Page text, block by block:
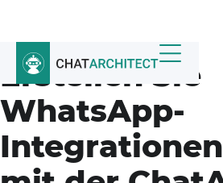
Erstellen Sie
WhatsApp-